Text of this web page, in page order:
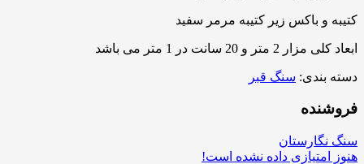
کتیبه و باکس زیر کتیبه مرمر سفید
ابعاد کلی مزار 2 متر و 20 سانت در 1 متر می باشد
دسته بندی: سنگ قبر
فروشنده
سنگ نگارستان
هنوز امتیازی داده نشده است!